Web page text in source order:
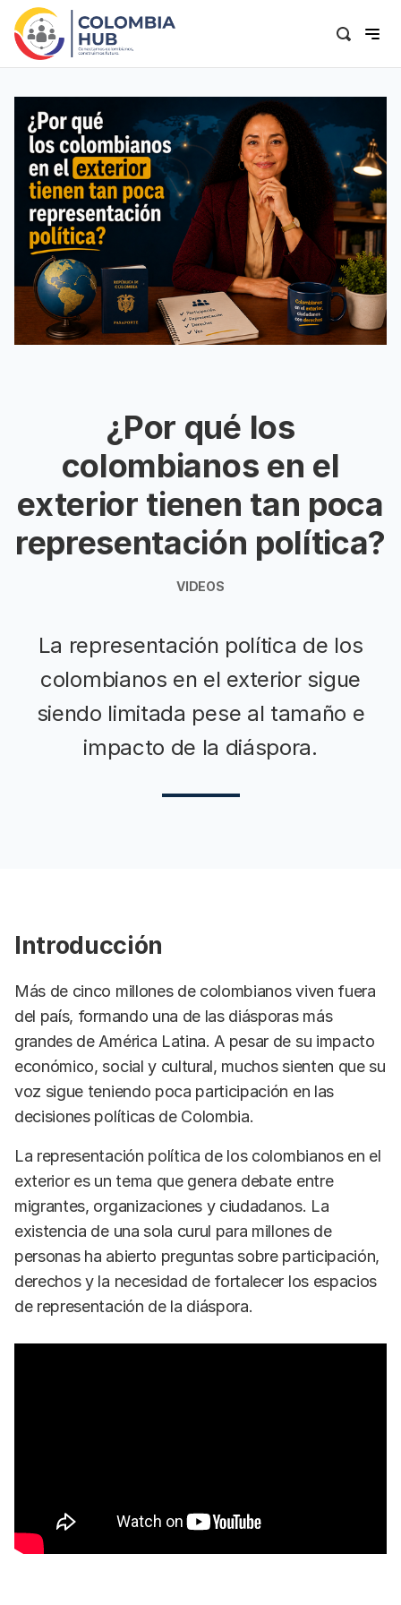
¿Por qué los
colombianos en el
exterior tienen tan poca
representación política?
VIDEOS
La representación política de los
colombianos en el exterior sigue
siendo limitada pese al tamaño e
impacto de la diáspora.
Introducción
Más de cinco millones de colombianos viven fuera
del país, formando una de las diásporas más
grandes de América Latina. A pesar de su impacto
económico, social y cultural, muchos sienten que su
voz sigue teniendo poca participación en las
decisiones políticas de Colombia.
La representación política de los colombianos en el
exterior es un tema que genera debate entre
migrantes, organizaciones y ciudadanos. La
existencia de una sola curul para millones de
personas ha abierto preguntas sobre participación,
derechos y la necesidad de fortalecer los espacios
de representación de la diáspora.